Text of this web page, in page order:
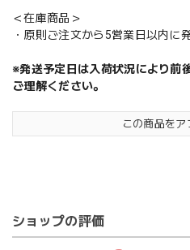
＜在庫商品＞
・原則ご注文から5営業日以内に
※発送予定日は入荷状況により前
ご理解ください。
この商品をア
ショップの評価